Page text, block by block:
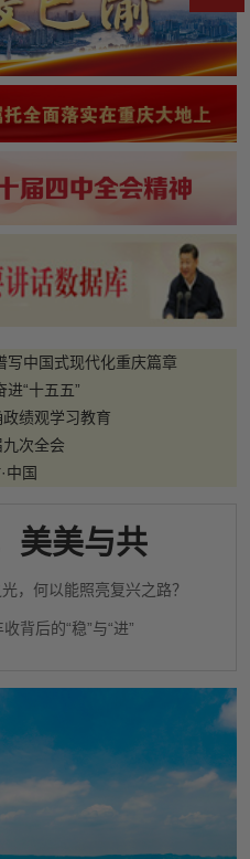
写中国式现代化重庆篇章
进“十五五”
绩观学习教育
次全会
中国
美美与共
，何以能照亮复兴之路？
背后的“稳”与“进”